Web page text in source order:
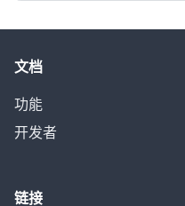
文档
功能
开发者
链接